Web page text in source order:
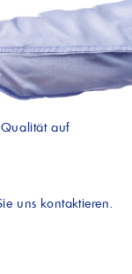
Qualität auf
uns kontaktieren.